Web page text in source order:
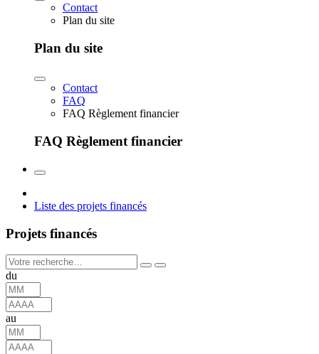
Contact
Plan du site
Plan du site
Contact
FAQ
FAQ Règlement financier
FAQ Règlement financier
Liste des projets financés
Projets financés
du
au